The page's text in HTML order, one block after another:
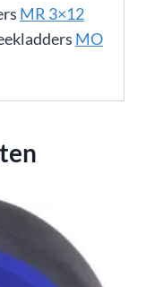
MR 3×12
MO